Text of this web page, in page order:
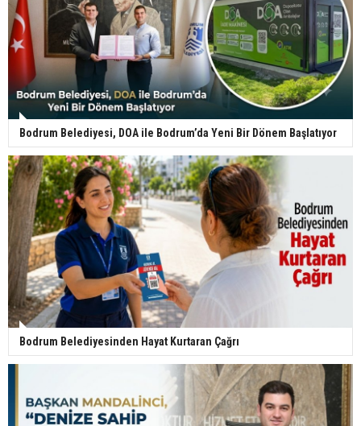
Bodrum Belediyesi, DOA ile Bodrum’da Yeni Bir Dönem Başlatıyor
Bodrum Belediyesinden Hayat Kurtaran Çağrı